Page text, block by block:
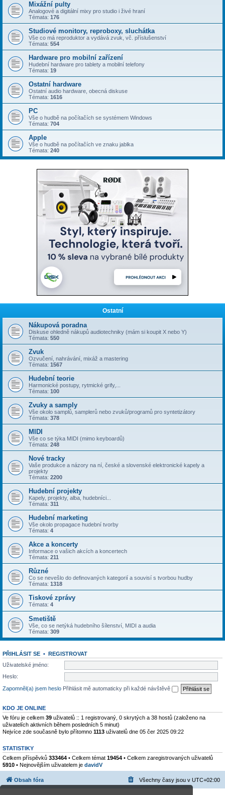
Mixážní pulty
Analogové a digitální mixy pro studio i živé hraní
Témata: 176
Studiové monitory, reproboxy, sluchátka
Vše co má reproduktor a vydává zvuk, vč. příslušenství
Témata: 554
Hardware pro mobilní zařízení
Hudební hardware pro tablety a mobilní telefony
Témata: 19
Ostatní hardware
Ostatní audio hardware, obecná diskuse
Témata: 1616
PC
Vše o hudbě na počítačích se systémem Windows
Témata: 704
Apple
Vše o hudbě na počítačích ve znaku jablka
Témata: 240
Ostatní
Nákupová poradna
Diskuse ohledně nákupů audiotechniky (mám si koupit X nebo Y)
Témata: 550
Zvuk
Ozvučení, nahrávání, mixáž a mastering
Témata: 1567
Hudební teorie
Harmonické postupy, rytmické grify,...
Témata: 100
Zvuky a samply
Vše okolo samplů, samplerů nebo zvuků/programů pro syntetizátory
Témata: 378
MIDI
Vše co se týka MIDI (mimo keyboardů)
Témata: 248
Nové tracky
Vaše produkce a názory na ní, české a slovenské elektronické kapely a
projekty
Témata: 2200
Hudební projekty
Kapely, projekty, alba, hudebníci...
Témata: 311
Hudební marketing
Vše okolo propagace hudební tvorby
Témata: 4
Akce a koncerty
Informace o vašich akcích a koncertech
Témata: 211
Různé
Co se nevešlo do definovaných kategorií a souvisí s tvorbou hudby
Témata: 1318
Tiskové zprávy
Témata: 4
Smetiště
Vše, co se netýká hudebního šílenství, MIDI a audia
Témata: 309
PŘIHLÁSIT SE • REGISTROVAT
Uživatelské jméno:
Heslo:
Zapomněl(a) jsem heslo Přihlásit mě automaticky při každé návštěvě
KDO JE ONLINE
Ve fóru je celkem 39 uživatelů :: 1 registrovaný, 0 skrytých a 38 hostů (založeno na
uživatelích aktivních během posledních 5 minut)
Nejvíce zde současně bylo přítomno 1113 uživatelů dne 05 čer 2025 09:22
STATISTIKY
Celkem příspěvků 333464 • Celkem témat 19454 • Celkem zaregistrovaných uživatelů
5910 • Nejnovějším uživatelem je davidV
Obsah fóra Všechny časy jsou v UTC+02:00